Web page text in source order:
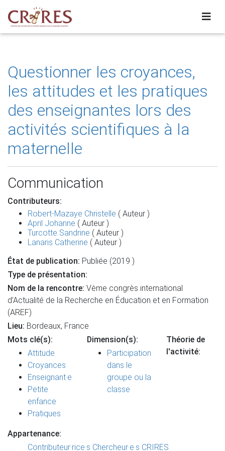
Questionner les croyances,
les attitudes et les pratiques
des enseignantes lors des
activités scientifiques à la
maternelle
Communication
Contributeurs:
Robert-Mazaye Christelle ( Auteur )
April Johanne ( Auteur )
Turcotte Sandrine ( Auteur )
Lanaris Catherine ( Auteur )
État de publication: Publiée (2019 )
Type de présentation:
Nom de la rencontre: Vème congrès international
d’Actualité de la Recherche en Éducation et en Formation
(AREF)
Lieu: Bordeaux, France
Mots clé(s):
Attitude
Croyances
Enseignant·e
Petite
enfance
Pratiques
Dimension(s):
Participation
dans le
groupe ou la
classe
Théorie de
l'activité:
Appartenance:
Contributeur·rice·s Chercheur·e·s CRIRES